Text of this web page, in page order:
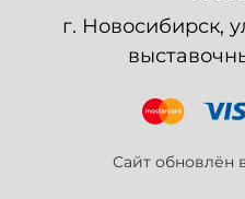
г. Новосибирск,
Сайт обновлён